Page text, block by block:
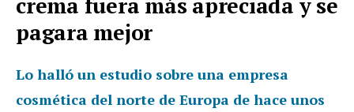
crema fuera más apreciada y se
pagara mejor
Lo halló un estudio sobre una empresa
cosmética del norte de Europa de hace unos